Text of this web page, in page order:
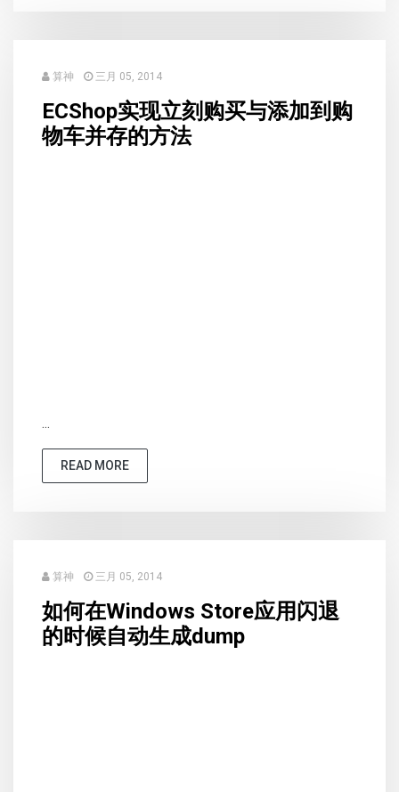
算神 三月 05, 2014
ECShop实现立刻购买与添加到购
物车并存的方法
...
READ MORE
算神 三月 05, 2014
如何在Windows Store应用闪退
的时候自动生成dump